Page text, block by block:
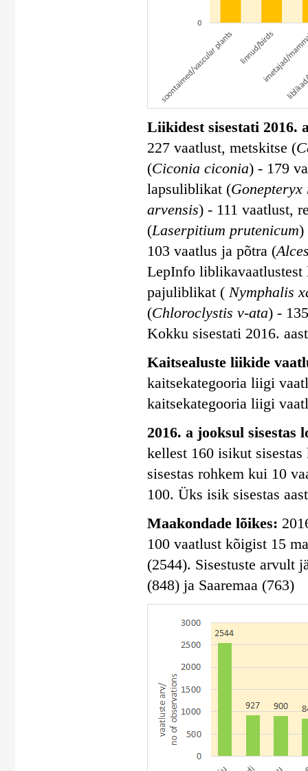
Liikidest sisestati 2016.
227 vaatlust, metskitse (
(Ciconia ciconia) - 179
lapsuliblikat (Gonepteryx
arvensis) - 111 vaatlust,
(Laserpitium prutenicum)
103 vaatlus ja põtra (
LepInfo liblikavaatlustest
pajuliblikat (Nymphalis
(Chloroclystis v-ata) -
Kokku sisestati 2016.
Kaitsealuste liikide
kaitsekategooria liigi
kaitsekategooria liigi
2016. a jooksul sisestas
kellest 160 isikut
sisestas rohkem kui 10
100. Üks isik sisestas
Maakondade lõikes:
100 vaatlust kõigist 15
(2544). Sisestuste arvult
(848) ja Saaremaa (763)